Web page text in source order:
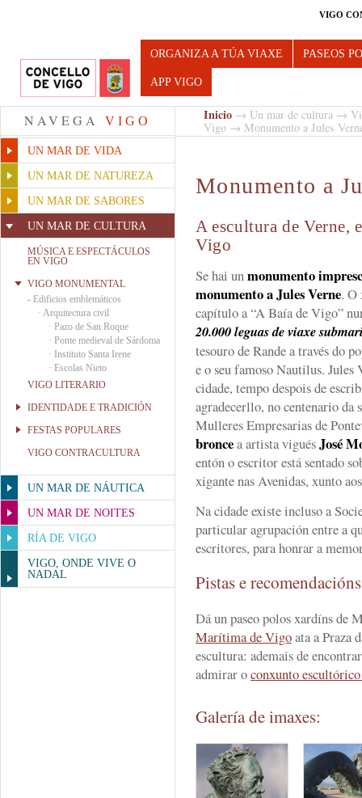
VIGO
Turismo de Vigo
ORGANIZA A TÚA VIAXE PASEOS
APP VIGO
NAVEGA VIGO
UN MAR DE VIDA
UN MAR DE NATUREZA
UN MAR DE SABORES
UN MAR DE CULTURA
MÚSICA E ESPECTÁCULOS
EN VIGO
VIGO MONUMENTAL
- Edificios emblemáticos
· Arquitectura civil
· Pazo de San Roque
· Ponte medieval de Sárdoma
· Instituto Santa Irene
· Escolas Nieto
VIGO LITERARIO
IDENTIDADE E TRADICIÓN
FESTAS POPULARES
VIGO CONTRACULTURA
UN MAR DE NÁUTICA
UN MAR DE NOITES
RÍA DE VIGO
VIGO, ONDE VIVE O
NADAL
Inicio → Un mar de cultura →
Vigo → Monumento a Jules
Monumento a
A escultura de Verne,
Vigo
Se hai unmonumento
monumento a Jules Verne. O
capítulo a “A Baía de Vigo”
20.000 leguas de viaxe
tesouro de Rande a través do
e o seu famoso Nautilus. Jules
cidade, tempo despois de
agradecerllo, no centenario da
Mulleres Empresarias de
broncea artista viguésJosé
entón o escritor está sentado
xigante nas Avenidas, xunto
Na cidade existe incluso a
particular agrupación entre a
escritores, para honrar a
Pistas e
Dá un paseo polos xardíns de
Marítima de Vigoata a Praza
escultura: ademais de
admirar oconxunto
Galería de imaxes: